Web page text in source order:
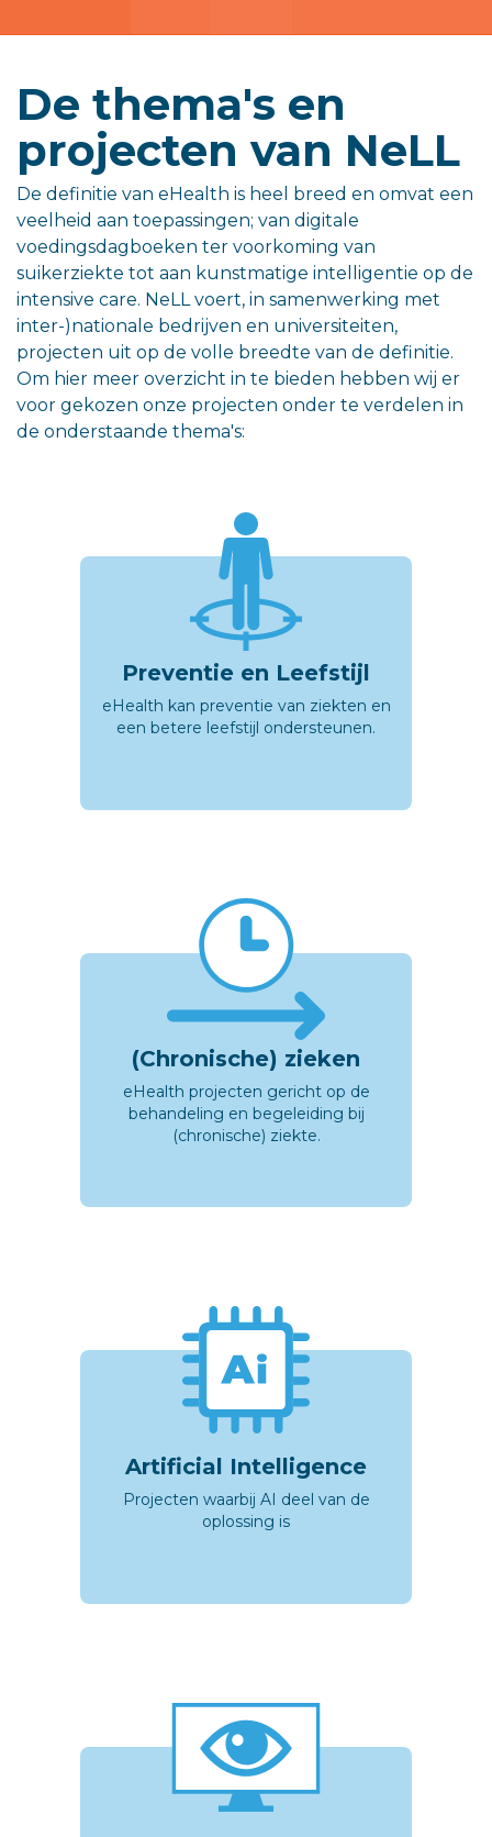
De thema's en
projecten van NeLL
De definitie van eHealth is heel breed en omvat een
veelheid aan toepassingen; van digitale
voedingsdagboeken ter voorkoming van
suikerziekte tot aan kunstmatige intelligentie op de
intensive care. NeLL voert, in samenwerking met
inter-)nationale bedrijven en universiteiten,
projecten uit op de volle breedte van de definitie.
Om hier meer overzicht in te bieden hebben wij er
voor gekozen onze projecten onder te verdelen in
de onderstaande thema's:
Preventie en Leefstijl
eHealth kan preventie van ziekten en
een betere leefstijl ondersteunen.
(Chronische) zieken
eHealth projecten gericht op de
behandeling en begeleiding bij
(chronische) ziekte.
Artificial Intelligence
Projecten waarbij AI deel van de
oplossing is